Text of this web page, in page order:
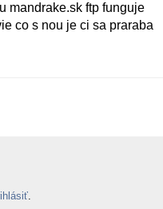
mandrake.sk ftp funguje
co s nou je ci sa praraba